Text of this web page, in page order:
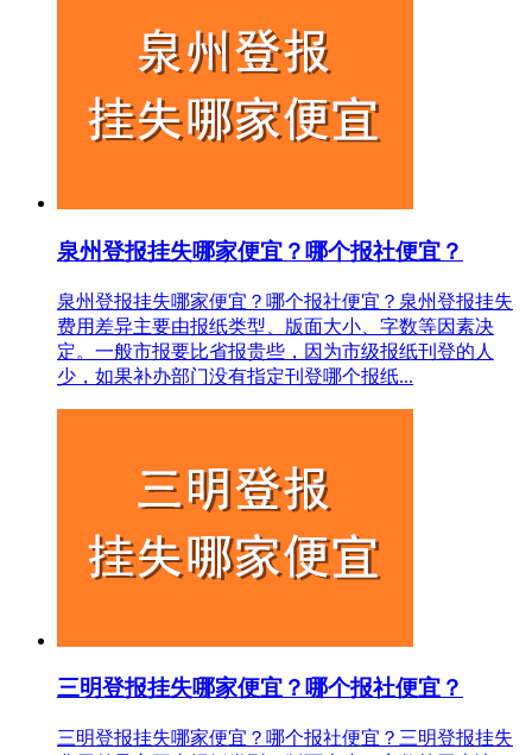
泉州登报挂失哪家便宜？哪个报社便宜？
泉州登报挂失哪家便宜？哪个报社便宜？泉州登报挂失
费用差异主要由报纸类型、版面大小、字数等因素决
定。一般市报要比省报贵些，因为市级报纸刊登的人
少，如果补办部门没有指定刊登哪个报纸...
三明登报挂失哪家便宜？哪个报社便宜？
三明登报挂失哪家便宜？哪个报社便宜？三明登报挂失